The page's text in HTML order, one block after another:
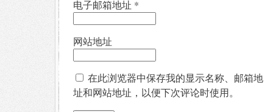
电子邮箱地址 *
网站地址
在此浏览器中保存我的显示名称、邮箱地
址和网站地址，以便下次评论时使用。